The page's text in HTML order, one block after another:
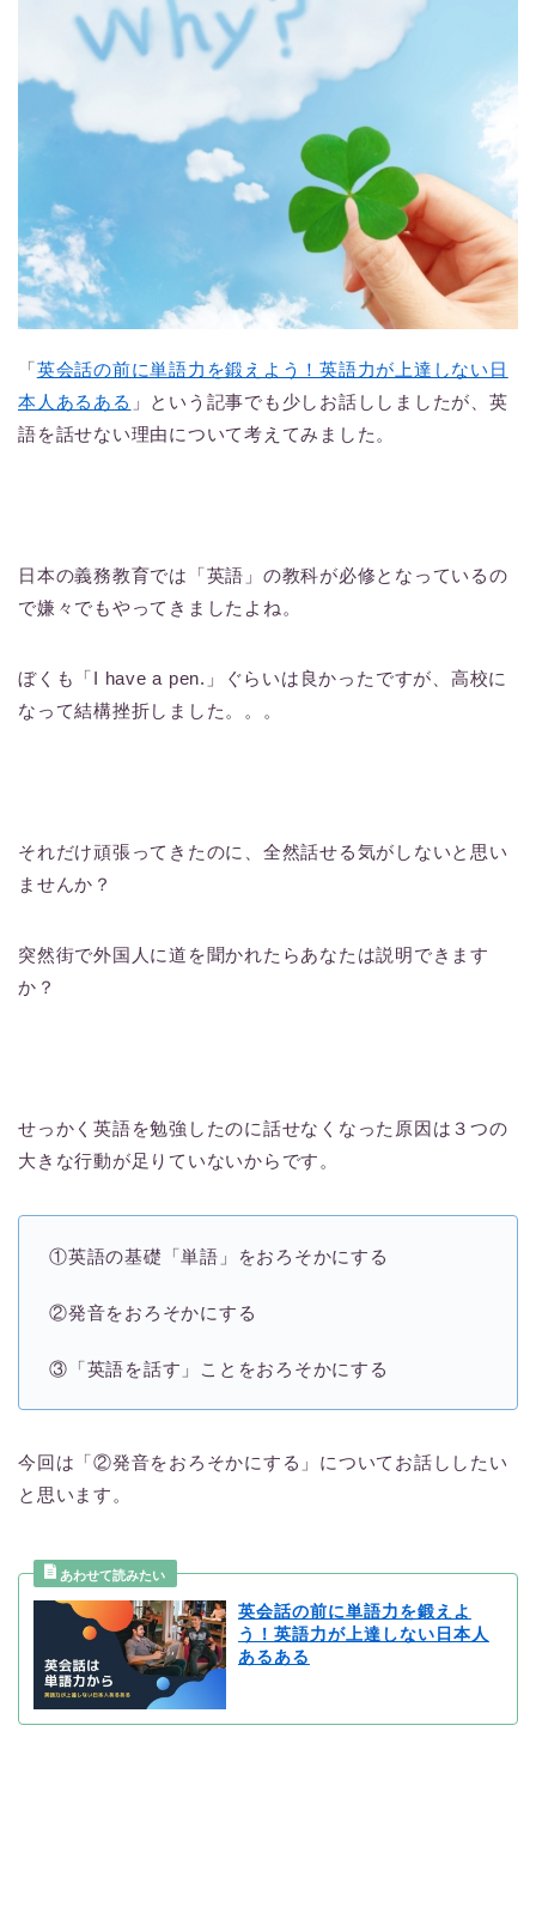
「英会話の前に単語力を鍛えよう！英語力が上達しない日
本人あるある 」という記事でも少しお話ししましたが、英
語を話せない理由について考えてみました。
日本の義務教育では「英語」の教科が必修となっているの
で嫌々でもやってきましたよね。
ぼくも「I have a pen.」ぐらいは良かったですが、高校に
なって結構挫折しました。。。
それだけ頑張ってきたのに、全然話せる気がしないと思い
ませんか？
突然街で外国人に道を聞かれたらあなたは説明できます
か？
せっかく英語を勉強したのに話せなくなった原因は３つの
大きな行動が足りていないからです。
①英語の基礎「単語」をおろそかにする
②発音をおろそかにする
③「英語を話す」ことをおろそかにする
今回は「②発音をおろそかにする」についてお話ししたい
と思います。
英会話の前に単語力を鍛えよ
う！英語力が上達しない日本人
あるある